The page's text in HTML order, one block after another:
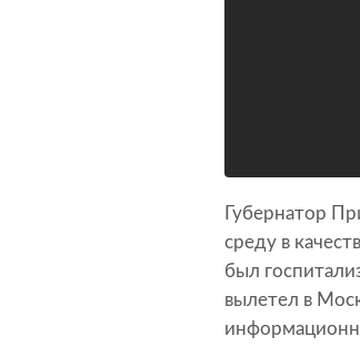
Губернатор
среду в
был
вылетел в